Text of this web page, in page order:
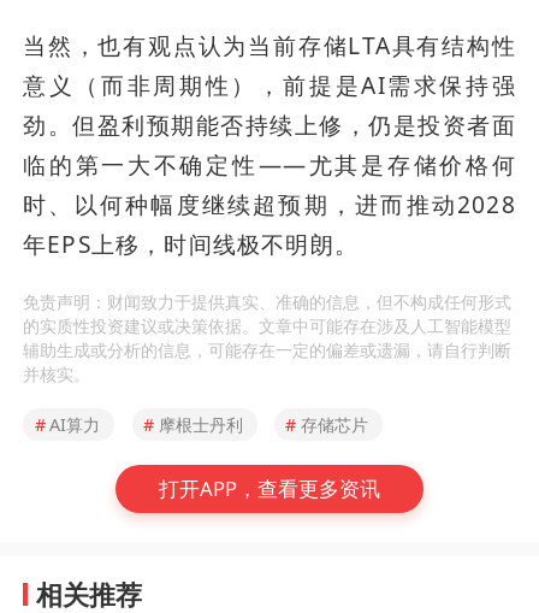
当然，也有观点认为当前存储LTA具有结构性
意义（而非周期性），前提是AI需求保持强
劲。但盈利预期能否持续上修，仍是投资者面
临的第一大不确定性——尤其是存储价格何
时、以何种幅度继续超预期，进而推动2028
年EPS上移，时间线极不明朗。
免责声明：财闻致力于提供真实、准确的信息，但不构成任何形式
的实质性投资建议或决策依据。文章中可能存在涉及人工智能模型
辅助生成或分析的信息，可能存在一定的偏差或遗漏，请自行判断
并核实。
#AI算力 # 摩根士丹利 # 存储芯片
打开APP，查看更多资讯
相关推荐